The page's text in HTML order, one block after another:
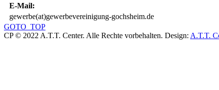
E-Mail:
gewerbe(at)gewerbevereinigung-gochsheim.de
GOTO_TOP
CP © 2022 A.T.T. Center. Alle Rechte vorbehalten. Design: A.T.T.